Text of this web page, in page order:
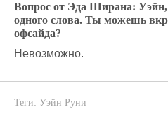
Вопрос от Эда Ширана: Уэйн,
одного слова. Ты можешь
офсайда?
Невозможно.
Теги: Уэйн Руни